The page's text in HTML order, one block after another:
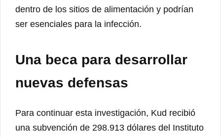
dentro de los sitios de alimentación y podrían
ser esenciales para la infección.
Una beca para desarrollar
nuevas defensas
Para continuar esta investigación, Kud recibió
una subvención de 298.913 dólares del Instituto